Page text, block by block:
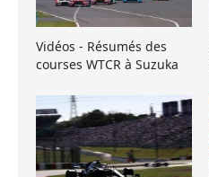
Vidéos - Résumés des
courses WTCR à Suzuka